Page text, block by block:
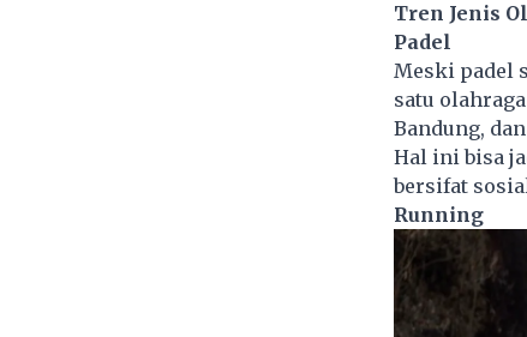
Tren Jenis
Padel
Meski padel
satu
Bandung,
Hal ini bisa
bersifat
Running